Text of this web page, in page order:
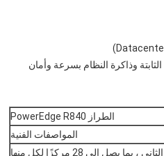
وذاكرة النظام بسرعة وأمان
الطراز PowerEdge R840
المواصفات الفنية